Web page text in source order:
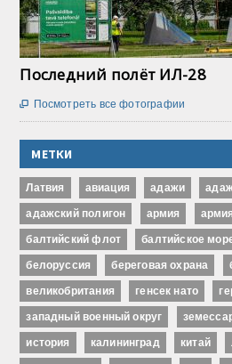
Последний полёт ИЛ-28
 Посмотреть все фотографии
МЕТКИ
Латвия авиация адажи
адажский полигон армия
балтийский флот балтийское
белоруссия береговая охрана
великобритания генсек нато
западный военный округ
история калининград китай